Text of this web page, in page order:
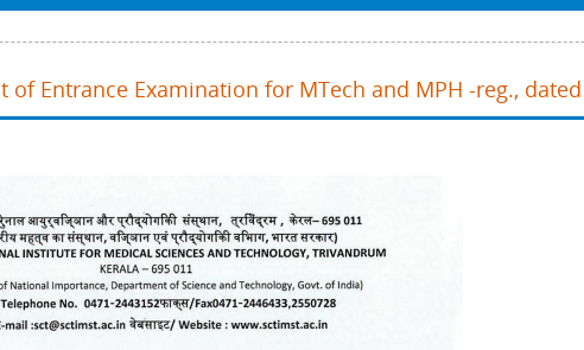
Entrance Examination for MTech and MPH -reg.,